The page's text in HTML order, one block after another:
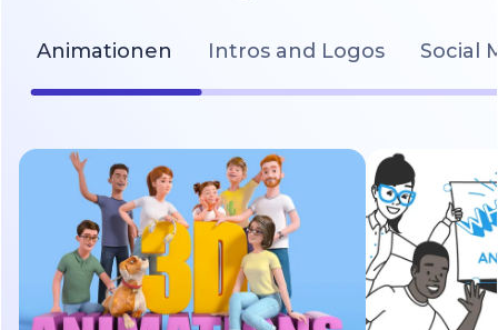
Animationen Intros and Logos Social